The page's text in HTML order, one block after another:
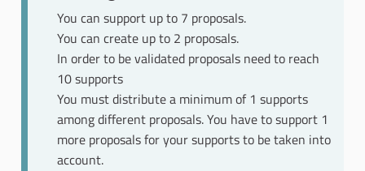
You can support up to 7 proposals.
You can create up to 2 proposals.
In order to be validated proposals need to reach
10 supports
You must distribute a minimum of 1 supports
among different proposals. You have to support 1
more proposals for your supports to be taken into
account.